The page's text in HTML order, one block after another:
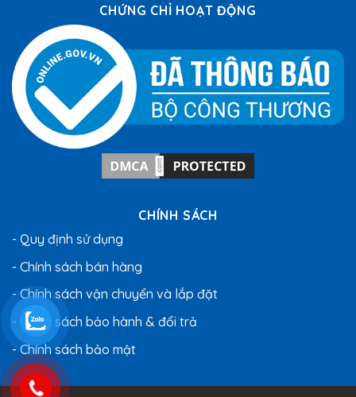
CHỨNG CHỈ HOẠT ĐỘNG
CHÍNH SÁCH
- Quy định sử dụng
- Chính sách bán hàng
- Chính sách vận chuyển và lắp đặt
- Chính sách bảo hành & đổi trả
- Chính sách bảo mật